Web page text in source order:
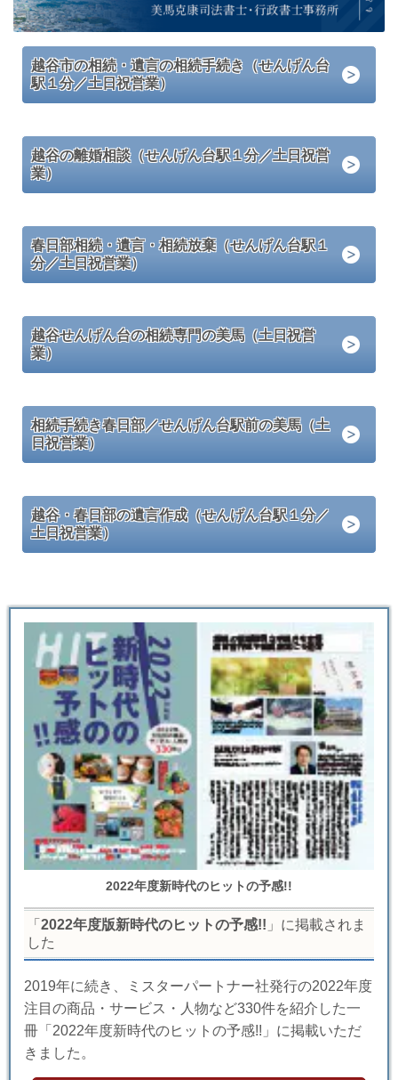
越谷市の相続・遺言の相続手続き（せんげん台
駅１分／土日祝営業）
越谷の離婚相談（せんげん台駅１分／土日祝営
業）
春日部相続・遺言・相続放棄（せんげん台駅１
分／土日祝営業）
越谷せんげん台の相続専門の美馬（土日祝営
業）
相続手続き春日部／せんげん台駅前の美馬（土
日祝営業）
越谷・春日部の遺言作成（せんげん台駅１分／
土日祝営業）
2022年度新時代のヒットの予感!!
「 2022年度版新時代のヒットの予感!! 」に掲載されま
した
2019年に続き、ミスターパートナー社発行の2022年度
注目の商品・サービス・人物など330件を紹介した一
冊「2022年度新時代のヒットの予感!!」に掲載いただ
きました。